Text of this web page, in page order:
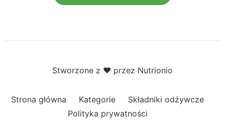
Stworzone z ❤️ przez Nutrionio
Strona główna Kategorie
Składniki odżywcze
Polityka prywatności